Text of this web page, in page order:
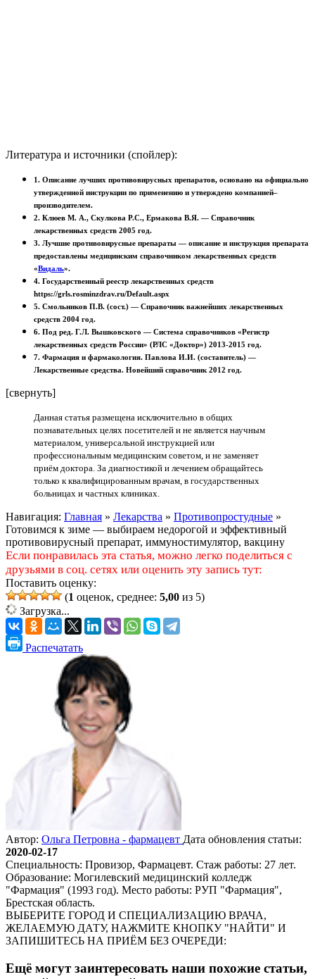
Литература и источники (спойлер):
1. Описание лучших противовирусных препаратов, основано на официально
утвержденной инструкции по применению и утверждено компанией–
производителем.
2. Клюев М. А., Скулкова Р.С., Ермакова В.Я. — Справочник
лекарственных средств 2005 год.
3. Лучшие противовирусные препараты — описание и инструкция препарата
предоставлены медицинским справочником лекарственных средств
«Видаль».
4. Государственный реестр лекарственных средств
https://grls.rosminzdrav.ru/Default.aspx
5. Смольников П.В. (сост.) — Справочник важнейших лекарственных
средств 2004 год.
6. Под ред. Г.Л. Вышковского — Система справочников «Регистр
лекарственных средств России» (РЛС «Доктор») 2013-2015 год.
7. Фармация и фармакология. Павлова И.И. (составитель) —
Лекарственные средства. Новейший справочник 2012 год.
[свернуть]
Данная статья размещена исключительно в общих
познавательных целях посетителей и не является научным
материалом, универсальной инструкцией или
профессиональным медицинским советом, и не заменяет
приём доктора. За диагностикой и лечением обращайтесь
только к квалифицированным врачам, в государственных
больницах и частных клиниках.
Навигация: Главная » Лекарства » Противопростудные »
Готовимся к зиме — выбираем недорогой и эффективный
противовирусный препарат, иммуностимулятор, вакцину
Если понравилась эта статья, можно легко поделиться с
друзьями в соц. сетях или оценить эту запись тут:
Поставить оценку:
(1 оценок, среднее: 5,00 из 5)
Загрузка...
Распечатать
Автор: Ольга Петровна - фармацевт Дата обновления статьи:
2020-02-17
Специальность: Провизор, Фармацевт. Стаж работы: 27 лет.
Образование: Могилевский медицинский колледж
"Фармация" (1993 год). Место работы: РУП "Фармация",
Брестская область.
ВЫБЕРИТЕ ГОРОД И СПЕЦИАЛИЗАЦИЮ ВРАЧА,
ЖЕЛАЕМУЮ ДАТУ, НАЖМИТЕ КНОПКУ "НАЙТИ" И
ЗАПИШИТЕСЬ НА ПРИЁМ БЕЗ ОЧЕРЕДИ:
Ещё могут заинтересовать наши похожие статьи,